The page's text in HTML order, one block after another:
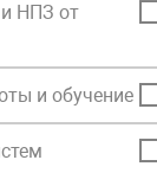
Модуль
SM02
«Базовое
НПЗ от
и обучение